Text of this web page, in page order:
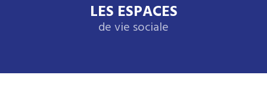
LES ESPACES
de vie sociale